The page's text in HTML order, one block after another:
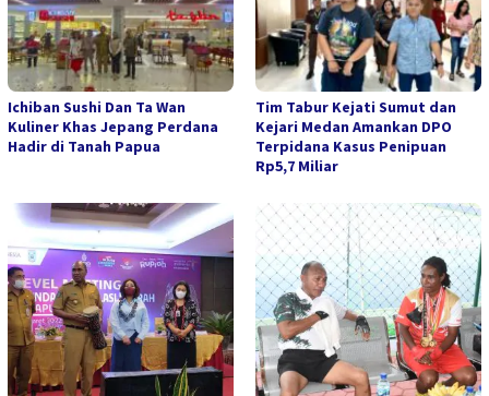
Ichiban Sushi Dan Ta Wan
Kuliner Khas Jepang Perdana
Hadir di Tanah Papua
Tim Tabur Kejati Sumut dan
Kejari Medan Amankan DPO
Terpidana Kasus Penipuan
Rp5,7 Miliar